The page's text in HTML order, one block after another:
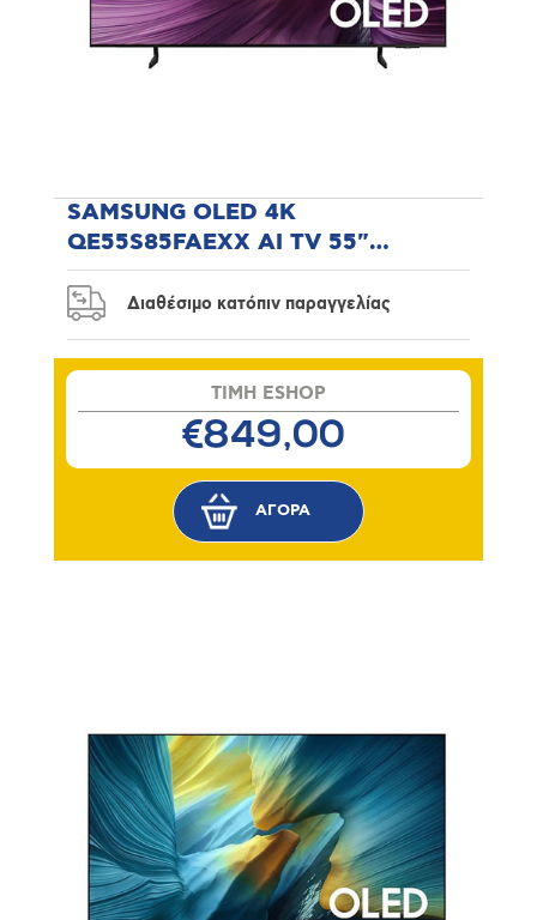
SAMSUNG OLED 4K
QE55S85FAEXX AI TV 55"
Τηλεόραση
Διαθέσιμο κατόπιν παραγγελίας
TIMH ESHOP
€849,00